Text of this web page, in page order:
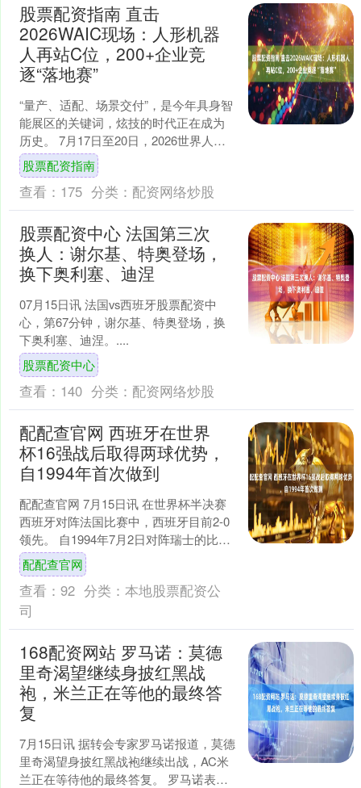
股票配资指南 直击
2026WAIC现场：人形机器
人再站C位，200+企业竞
逐“落地赛”
“量产、适配、场景交付”，是今年具身智
能展区的关键词，炫技的时代正在成为
历史。 7月17日至20日，2026世界人工
智能大会在上海举行，本就天气炎热的
上海因这场....
股票配资指南
查看： 175 分类： 配资网络炒股
股票配资中心 法国第三次
换人：谢尔基、特奥登场，
换下奥利塞、迪涅
07月15日讯 法国vs西班牙股票配资中
心，第67分钟，谢尔基、特奥登场，换
下奥利塞、迪涅。....
股票配资中心
查看： 140 分类： 配资网络炒股
配配查官网 西班牙在世界
杯16强战后取得两球优势，
自1994年首次做到
配配查官网 7月15日讯 在世界杯半决赛
西班牙对阵法国比赛中，西班牙目前2-0
领先。 自1994年7月2日对阵瑞士的比赛
以来，西班牙队在世界杯淘汰赛阶段
（从16....
配配查官网
查看： 92 分类： 本地股票配资公
司
168配资网站 罗马诺：莫德
里奇渴望继续身披红黑战
袍，米兰正在等他的最终答
复
7月15日讯 据转会专家罗马诺报道，莫德
里奇渴望身披红黑战袍继续出战，AC米
兰正在等待他的最终答复。 罗马诺表